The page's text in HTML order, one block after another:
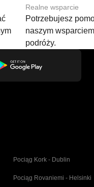
Realne wsparcie
Potrzebujesz
naszym
podróży.
Pociąg Kork - Dublin
Pociąg Rovaniemi - Helsinki